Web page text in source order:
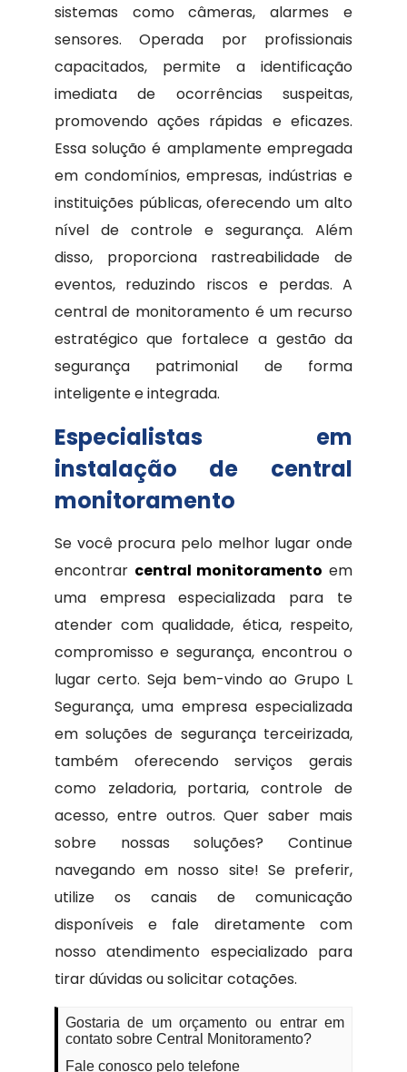
sistemas como câmeras, alarmes e
sensores. Operada por profissionais
capacitados, permite a identificação
imediata de ocorrências suspeitas,
promovendo ações rápidas e eficazes.
Essa solução é amplamente empregada
em condomínios, empresas, indústrias e
instituições públicas, oferecendo um alto
nível de controle e segurança. Além
disso, proporciona rastreabilidade de
eventos, reduzindo riscos e perdas. A
central de monitoramento é um recurso
estratégico que fortalece a gestão da
segurança patrimonial de forma
inteligente e integrada.
Especialistas em
instalação de central
monitoramento
Se você procura pelo melhor lugar onde
encontrar central monitoramento em
uma empresa especializada para te
atender com qualidade, ética, respeito,
compromisso e segurança, encontrou o
lugar certo. Seja bem-vindo ao Grupo L
Segurança, uma empresa especializada
em soluções de segurança terceirizada,
também oferecendo serviços gerais
como zeladoria, portaria, controle de
acesso, entre outros. Quer saber mais
sobre nossas soluções? Continue
navegando em nosso site! Se preferir,
utilize os canais de comunicação
disponíveis e fale diretamente com
nosso atendimento especializado para
tirar dúvidas ou solicitar cotações.
Gostaria de um orçamento ou entrar em
contato sobre Central Monitoramento?
Fale conosco pelo telefone